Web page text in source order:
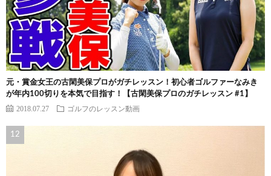
元・賞金女王の古閑美保プロがガチレッスン！初心者ゴルファーなみき
が年内100切りを本気で目指す！【古閑美保プロのガチレッスン #1】
2018.07.27 ゴルフのレッスン動画